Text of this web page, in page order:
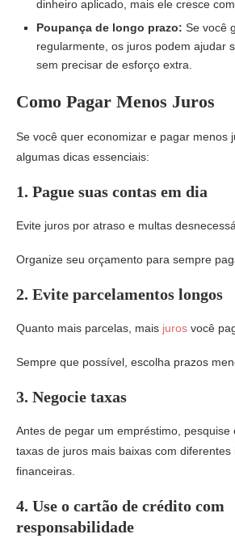
dinheiro aplicado, mais ele cresce
Poupança de longo prazo: Se você
regularmente, os juros podem ajudar
sem precisar de esforço extra.
Como Pagar Menos Juros
Se você quer economizar e pagar menos
algumas dicas essenciais:
1. Pague suas contas em dia
Evite juros por atraso e multas
Organize seu orçamento para sempre
2. Evite parcelamentos longos
Quanto mais parcelas, mais juros você
Sempre que possível, escolha prazos
3. Negocie taxas
Antes de pegar um empréstimo, pesquise
taxas de juros mais baixas com diferentes
financeiras.
4. Use o cartão de crédito com
responsabilidade